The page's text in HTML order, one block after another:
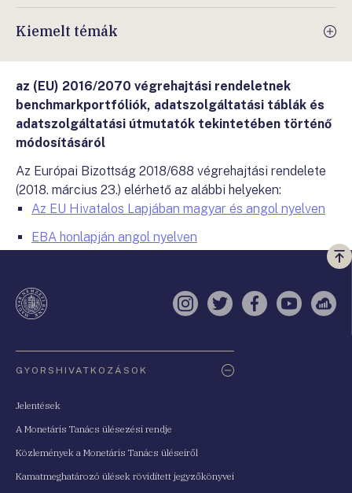
Kiemelt témák
az (EU) 2016/2070 végrehajtási rendeletnek
benchmarkportfóliók, adatszolgáltatási táblák és
adatszolgáltatási útmutatók tekintetében történő
módosításáról
Az Európai Bizottság 2018/688 végrehajtási rendelete
(2018. március 23.) elérhető az alábbi helyeken:
Az EU Hivatalos Lapjában magyar és angol nyelven
EBA honlapján angol nyelven
a
Instagram
TwitterFacebook
YouTube
GYORSHIVATKOZÁSOK
Jelentések
A Monetáris Tanács ülésezési rendje
Közlemények a Monetáris Tanács üléseiről
Kamatmeghatározó ülések rövidített jegyzőkönyvei